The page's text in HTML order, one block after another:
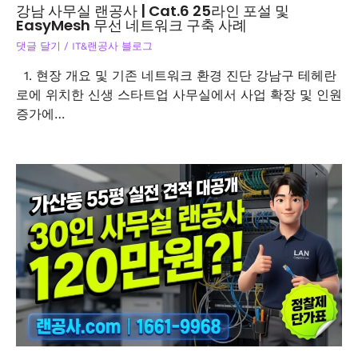
강남 사무실 랜공사 | Cat.6 25라인 포설 및
EasyMesh 무선 네트워크 구축 사례
댓글 달기 / IT&랜공사 블로그
1. 현장 개요 및 기존 네트워크 환경 진단 강남구 테헤란
로에 위치한 신생 스타트업 사무실에서 사업 확장 및 인원
증가에…